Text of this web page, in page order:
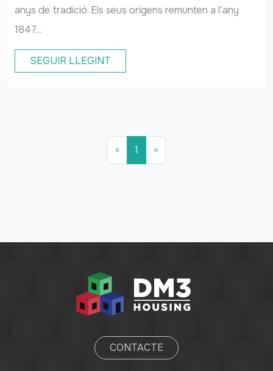
anys de tradició. Els seus orígens remunten a l’any
1847...
SEGUIR LLEGINT
«First1 (current)
»Last
CONTACTE